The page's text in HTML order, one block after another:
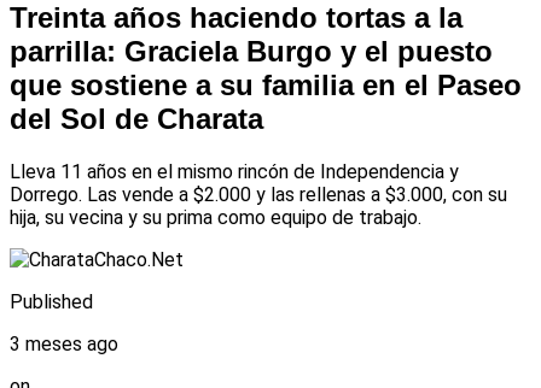
Treinta años haciendo tortas a la
parrilla: Graciela Burgo y el puesto
que sostiene a su familia en el Paseo
del Sol de Charata
Lleva 11 años en el mismo rincón de Independencia y
Dorrego. Las vende a $2.000 y las rellenas a $3.000, con su
hija, su vecina y su prima como equipo de trabajo.
Published
3 meses ago